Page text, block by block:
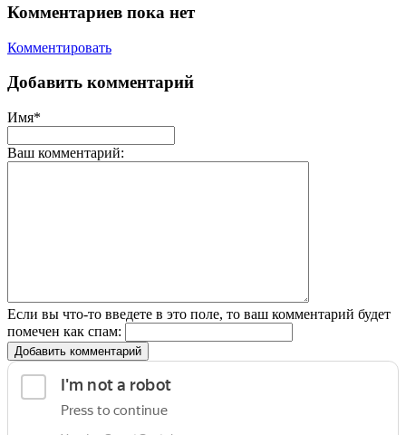
Комментариев пока нет
Комментировать
Добавить комментарий
Имя*
Ваш комментарий:
Если вы что-то введете в это поле, то ваш комментарий будет
помечен как спам:
Добавить комментарий